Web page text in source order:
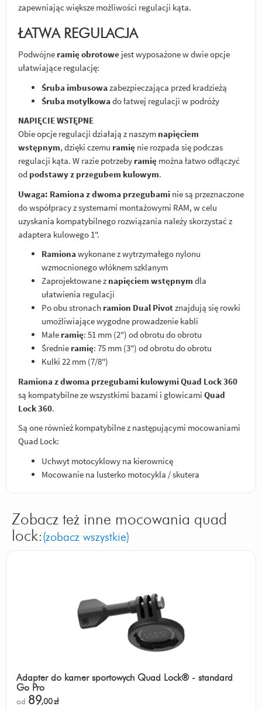
zapewniając większe możliwości regulacji kąta.
ŁATWA REGULACJA
Podwójne ramię obrotowe jest wyposażone w dwie opcje
ułatwiające regulację:
Śruba imbusowa zabezpieczająca przed kradzieżą
Śruba motylkowa do łatwej regulacji w podróży
NAPIĘCIE WSTĘPNE
Obie opcje regulacji działają z naszym napięciem
wstępnym, dzięki czemu ramię nie rozpada się podczas
regulacji kąta. W razie potrzeby ramię można łatwo odłączyć
od podstawy z przegubem kulowym.
Uwaga: Ramiona z dwoma przegubami nie są przeznaczone
do współpracy z systemami montażowymi RAM, w celu
uzyskania kompatybilnego rozwiązania należy skorzystać z
adaptera kulowego 1".
Ramiona wykonane z wytrzymałego nylonu
wzmocnionego włóknem szklanym
Zaprojektowane z napięciem wstępnym dla
ułatwienia regulacji
Po obu stronach ramion Dual Pivotznajdują się rowki
umożliwiające wygodne prowadzenie kabli
Małe ramię: 51 mm (2") od obrotu do obrotu
Średnie ramię: 75 mm (3") od obrotu do obrotu
Kulki 22 mm (7/8")
Ramiona z dwoma przegubami kulowymi Quad Lock 360
są kompatybilne ze wszystkimi bazami i głowicami Quad
Lock 360.
Są one również kompatybilne z następującymi mocowaniami
Quad Lock:
Uchwyt motocyklowy na kierownicę
Mocowanie na lusterko motocykla / skutera
Zobacz też inne mocowania quad
lock:(zobacz wszystkie)
Adapter do kamer sportowych Quad Lock® - standard
Go Pro
od 89,00zł